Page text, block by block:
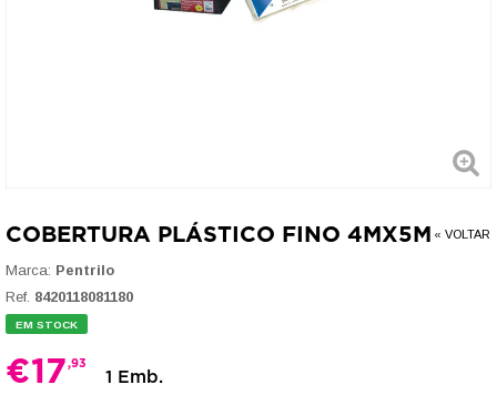
« VOLTAR
COBERTURA PLÁSTICO FINO 4MX5M
Marca: Pentrilo
Ref. 8420118081180
EM STOCK
€17 ,93
1 Emb.